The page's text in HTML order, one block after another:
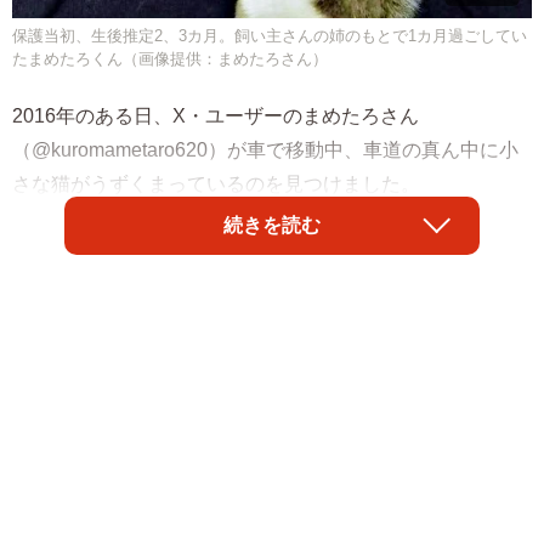
保護当初、生後推定2、3カ月。飼い主さんの姉のもとで1カ月過ごしてい
たまめたろくん（画像提供：まめたろさん）
2016年のある日、X・ユーザーのまめたろさん
（@kuromametaro620）が車で移動中、車道の真ん中に小
さな猫がうずくまっているのを見つけました。
「このままだと轢かれてしまうと思って、車を止めて近づ
続きを読む